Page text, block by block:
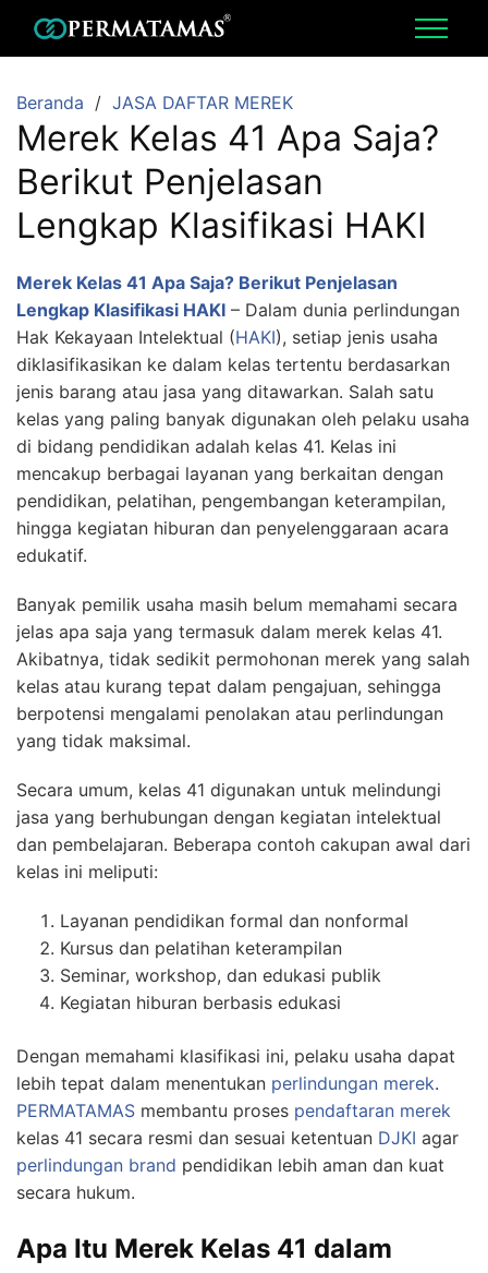
Beranda JASA DAFTAR MEREK
Merek Kelas 41 Apa Saja?
Berikut Penjelasan
Lengkap Klasifikasi HAKI
Merek Kelas 41 Apa Saja? Berikut Penjelasan
Lengkap Klasifikasi HAKI – Dalam dunia perlindungan
Hak Kekayaan Intelektual (HAKI), setiap jenis usaha
diklasifikasikan ke dalam kelas tertentu berdasarkan
jenis barang atau jasa yang ditawarkan. Salah satu
kelas yang paling banyak digunakan oleh pelaku usaha
di bidang pendidikan adalah kelas 41. Kelas ini
mencakup berbagai layanan yang berkaitan dengan
pendidikan, pelatihan, pengembangan keterampilan,
hingga kegiatan hiburan dan penyelenggaraan acara
edukatif.
Banyak pemilik usaha masih belum memahami secara
jelas apa saja yang termasuk dalam merek kelas 41.
Akibatnya, tidak sedikit permohonan merek yang salah
kelas atau kurang tepat dalam pengajuan, sehingga
berpotensi mengalami penolakan atau perlindungan
yang tidak maksimal.
Secara umum, kelas 41 digunakan untuk melindungi
jasa yang berhubungan dengan kegiatan intelektual
dan pembelajaran. Beberapa contoh cakupan awal dari
kelas ini meliputi:
Layanan pendidikan formal dan nonformal
Kursus dan pelatihan keterampilan
Seminar, workshop, dan edukasi publik
Kegiatan hiburan berbasis edukasi
Dengan memahami klasifikasi ini, pelaku usaha dapat
lebih tepat dalam menentukan perlindungan merek.
PERMATAMAS membantu proses pendaftaran merek
kelas 41 secara resmi dan sesuai ketentuan DJKI agar
perlindungan brand pendidikan lebih aman dan kuat
secara hukum.
Apa Itu Merek Kelas 41 dalam